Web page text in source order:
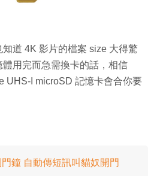
道 4K 影片的檔案 size 大得驚
體用完而急需換卡的話，相信
UHS-I microSD 記憶卡會合你要
鐘 自動傳短訊叫貓奴開門